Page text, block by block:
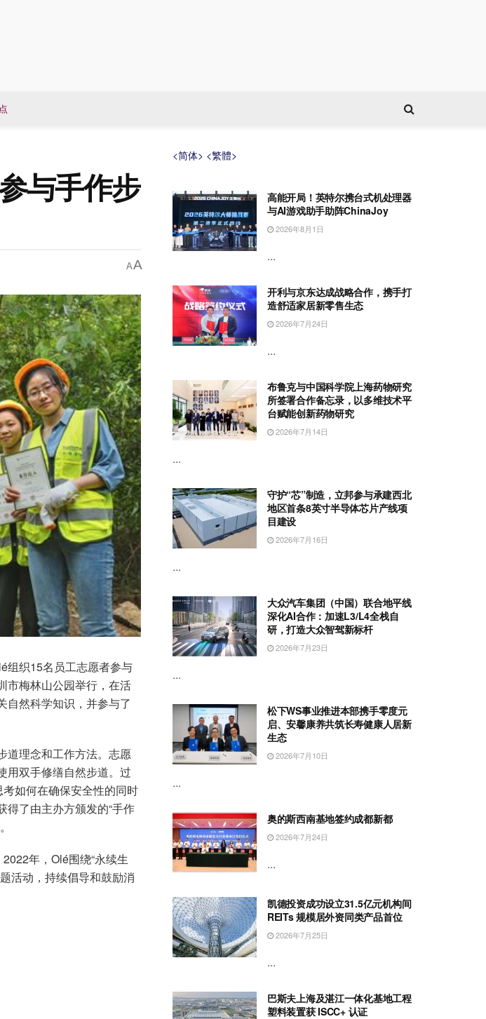
与手作步
AA
组织15名员工志愿者参与
市梅林山公园举行，在活
自然科学知识，并参与了
道理念和工作方法。志愿
用双手修缮自然步道。过
如何在确保安全性的同时
了由主办方颁发的“手作
年，Olé围绕“永续生
活动，持续倡导和鼓励消
<简体> <繁體>
高能开局！英特尔携台式机处理器
与AI游戏助手助阵ChinaJoy
2026年8月1日
...
开利与京东达成战略合作，携手打
造舒适家居新零售生态
2026年7月24日
...
布鲁克与中国科学院上海药物研究
所签署合作备忘录，以多维技术平
台赋能创新药物研究
2026年7月14日
...
守护“芯”制造，立邦参与承建西北
地区首条8英寸半导体芯片产线项
目建设
2026年7月16日
...
大众汽车集团（中国）联合地平线
深化AI合作：加速L3/L4全栈自
研，打造大众智驾新标杆
2026年7月23日
...
松下WS事业推进本部携手零度元
启、安馨康养共筑长寿健康人居新
生态
2026年7月10日
...
奥的斯西南基地签约成都新都
2026年7月24日
...
凯德投资成功设立31.5亿元机构间
REITs 规模居外资同类产品首位
2026年7月25日
...
巴斯夫上海及湛江一体化基地工程
塑料装置获 ISCC+ 认证